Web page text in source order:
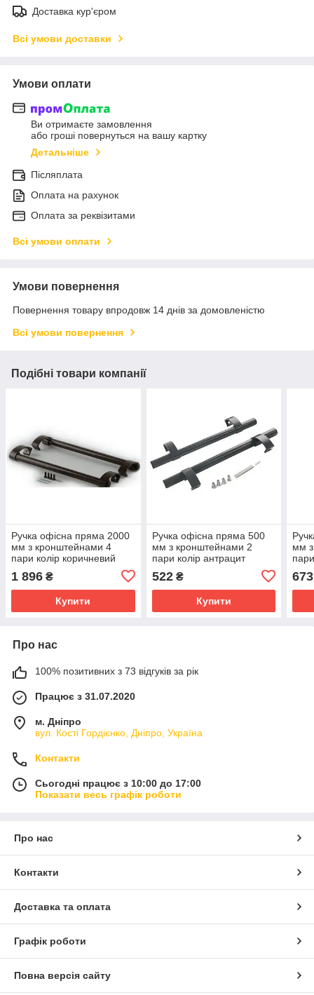
Доставка кур'єром
Всі умови доставки
Умови оплати
Ви отримаєте замовлення
або гроші повернуться на вашу картку
Детальніше
Післяплата
Оплата на рахунок
Оплата за реквізитами
Всі умови оплати
Умови повернення
Повернення товару впродовж 14 днів за домовленістю
Всі умови повернення
Подібні товари компанії
Ручка офісна пряма 2000
мм з кронштейнами 4
пари колір коричневий
1 896 ₴
Купити
Ручка офісна пряма 500
мм з кронштейнами 2
пари колір антрацит
522₴
Купити
мм
673
Про нас
100% позитивних з 73 відгуків за рік
Працює з 31.07.2020
м. Дніпро
вул. Кості Гордієнко, Дніпро, Україна
Контакти
Сьогодні працює з 10:00 до 17:00
Показати весь графік роботи
Про нас
Контакти
Доставка та оплата
Графік роботи
Повна версія сайту